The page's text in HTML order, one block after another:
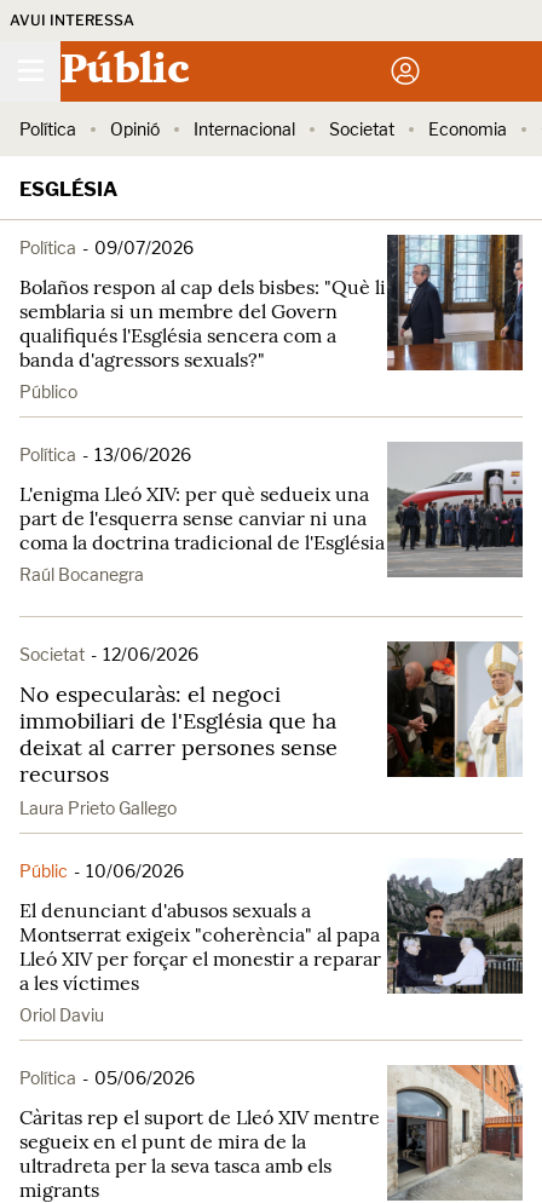
AVUI INTERESSA
Públic
Política Opinió Internacional Societat Economia
ESGLÉSIA
Política - 09/07/2026
Bolaños respon al cap dels bisbes: "Què li
semblaria si un membre del Govern
qualifiqués l'Església sencera com a
banda d'agressors sexuals?"
Público
Política - 13/06/2026
L'enigma Lleó XIV: per què sedueix una
part de l'esquerra sense canviar ni una
coma la doctrina tradicional de l'Església
Raúl Bocanegra
Societat - 12/06/2026
No especularàs: el negoci
immobiliari de l'Església que ha
deixat al carrer persones sense
recursos
Laura Prieto Gallego
Públic - 10/06/2026
El denunciant d'abusos sexuals a
Montserrat exigeix "coherència" al papa
Lleó XIV per forçar el monestir a reparar
a les víctimes
Oriol Daviu
Política - 05/06/2026
Càritas rep el suport de Lleó XIV mentre
segueix en el punt de mira de la
ultradreta per la seva tasca amb els
migrants